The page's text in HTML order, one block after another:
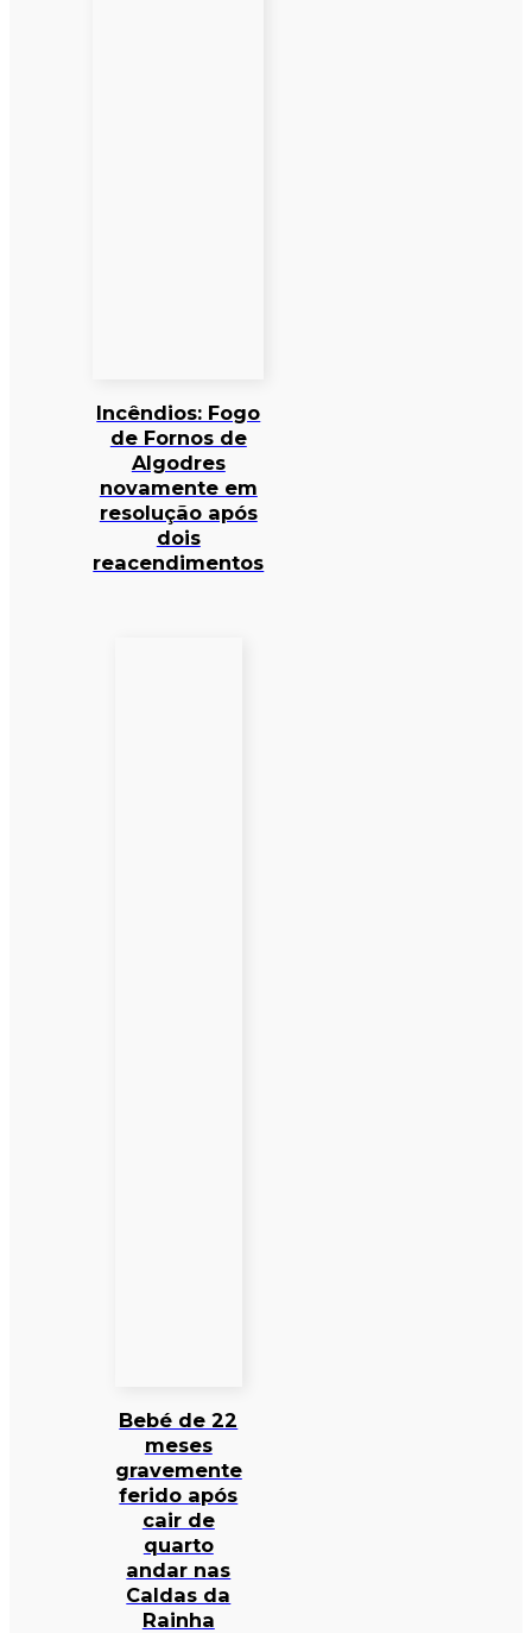
Incêndios: Fogo
de Fornos de
Algodres
novamente em
resolução após
dois
reacendimentos
Bebé de 22
meses
gravemente
ferido após
cair de
quarto
andar nas
Caldas da
Rainha